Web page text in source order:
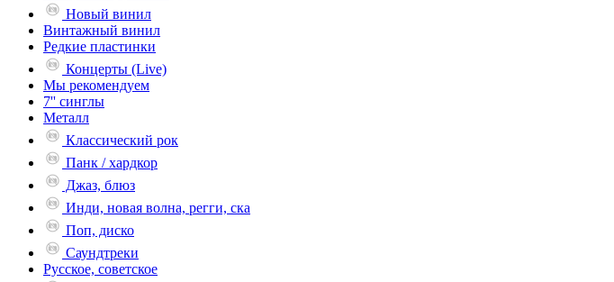
Новый винил
Винтажный винил
Редкие пластинки
Концерты (Live)
Мы рекомендуем
7'' синглы
Металл
Классический рок
Панк / хардкор
Джаз, блюз
Инди, новая волна, регги, ска
Поп, диско
Саундтреки
Русское, советское